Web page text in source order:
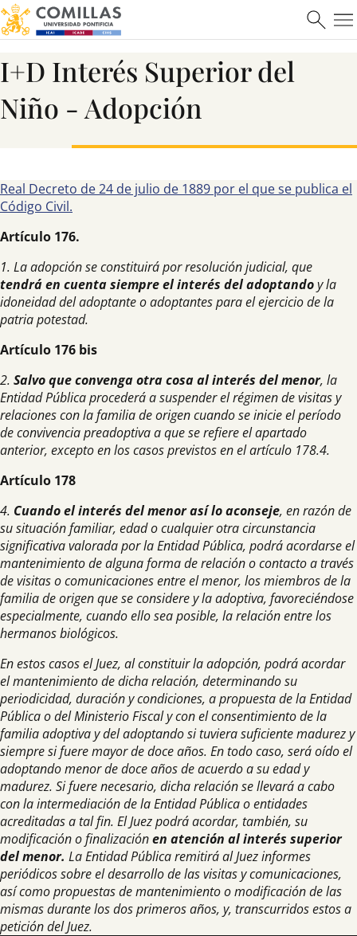
Máster en Ciberseguridad
Saber más
I+D Interés Superior del
Niño - Adopción
Real Decreto de 24 de julio de 1889 por el que se publica el
Código Civil.
Artículo 176.
1. La adopción se constituirá por resolución judicial, que
tendrá en cuenta siempre el interés del adoptandoy la
idoneidad del adoptante o adoptantes para el ejercicio de la
patria potestad.
Artículo 176 bis
2. Salvo que convenga otra cosa al interés del menor, la
Entidad Pública procederá a suspender el régimen de visitas y
relaciones con la familia de origen cuando se inicie el período
de convivencia preadoptiva a que se refiere el apartado
anterior, excepto en los casos previstos en el artículo 178.4.
Artículo 178
4. Cuando el interés del menor así lo aconseje, en razón de
su situación familiar, edad o cualquier otra circunstancia
significativa valorada por la Entidad Pública, podrá acordarse el
mantenimiento de alguna forma de relación o contacto a través
de visitas o comunicaciones entre el menor, los miembros de la
familia de origen que se considere y la adoptiva, favoreciéndose
especialmente, cuando ello sea posible, la relación entre los
hermanos biológicos.
En estos casos el Juez, al constituir la adopción, podrá acordar
el mantenimiento de dicha relación, determinando su
periodicidad, duración y condiciones, a propuesta de la Entidad
Pública o del Ministerio Fiscal y con el consentimiento de la
familia adoptiva y del adoptando si tuviera suficiente madurez y
siempre si fuere mayor de doce años. En todo caso, será oído el
adoptando menor de doce años de acuerdo a su edad y
madurez. Si fuere necesario, dicha relación se llevará a cabo
con la intermediación de la Entidad Pública o entidades
acreditadas a tal fin. El Juez podrá acordar, también, su
modificación o finalizaciónen atención al interés superior
del menor. La Entidad Pública remitirá al Juez informes
periódicos sobre el desarrollo de las visitas y comunicaciones,
así como propuestas de mantenimiento o modificación de las
mismas durante los dos primeros años, y, transcurridos estos a
petición del Juez.